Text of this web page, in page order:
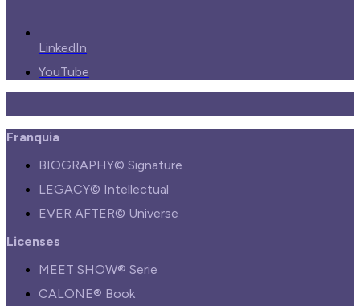
LinkedIn
YouTube
Franquia
BIOGRAPHY© Signature
LEGACY© Intellectual
EVER AFTER© Universe
Licenses
MEET SHOW® Serie
CALONE® Book